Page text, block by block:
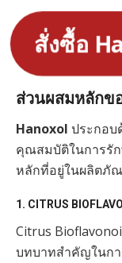
สั่งซื้อ
ส่วนผสมหลักข
Hanoxol ประกอบ
คุณสมบัติในการรั
หลักที่อยู่ในผลิตภั
1. CITRUS
Citrus
บทบาทสำคัญในกา